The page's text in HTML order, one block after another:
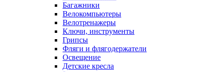
Багажники
Велокомпьютеры
Велотренажеры
Ключи, инструменты
Грипсы
Фляги и флягодержатели
Освещение
Детские кресла